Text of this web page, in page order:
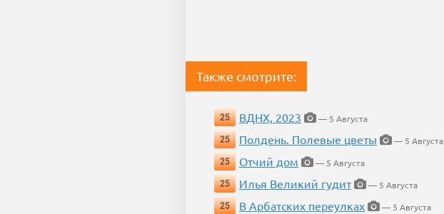
Также смотрите:
25 ВДНХ, 2023
— 5 Августа
25
Полдень. Полевые цветы
— 5 Августа
25
Отчий дом
— 5 Августа
25
Илья Великий гудит
— 5 Августа
25
В Арбатских переулках
— 5 Августа